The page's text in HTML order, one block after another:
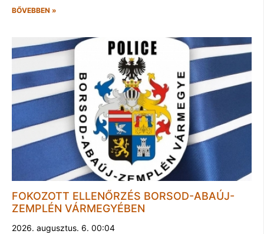
BŐVEBBEN »
FOKOZOTT ELLENŐRZÉS BORSOD-ABAÚJ-
ZEMPLÉN VÁRMEGYÉBEN
2026. augusztus. 6. 00:04